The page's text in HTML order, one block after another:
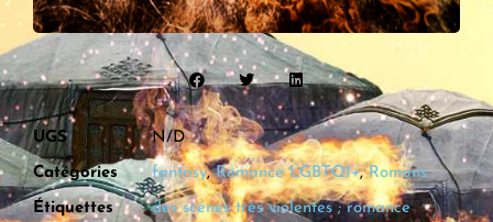
UGS N/D
Catégories fantasy,Romance LGBTQI+,Romans
Étiquettes
des scènes très violentes ; romance